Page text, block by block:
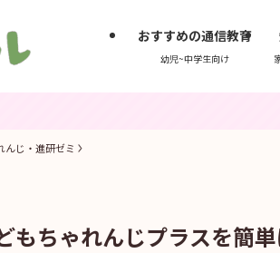
おすすめの通信教育
幼児~中学生向け
んじ・進研ゼミ
もちゃれんじプラスを簡